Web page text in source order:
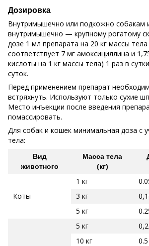
Дозировка
Внутримышечно или подкожно собакам
внутримышечно — крупному рогатому
дозе 1 мл препарата на 20 кг массы тела
соответствует 7 мг амоксициллина и
кислоты на 1 кг массы тела) 1 раз в
суток.
Перед применением препарат
встряхнуть. Используют только сухие
Место инъекции после введения
помассировать.
Для собак и кошек минимальная доза с
тела:
Вид
животного
Масса тела
(кг)
Коты
1 кг
3 кг
5 кг
5 кг
10 кг